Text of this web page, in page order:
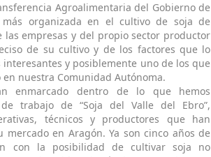
Agroalimentaria del Gobierno de
organizada en el cultivo de soja de
empresas y del propio sector productor
de su cultivo y de los factores que lo
y posiblemente uno de los que
nuestra Comunidad Autónoma.
enmarcado dentro de lo que hemos
trabajo de “Soja del Valle del Ebro”,
técnicos y productores que han
en Aragón. Ya son cinco años de
con la posibilidad de cultivar soja no